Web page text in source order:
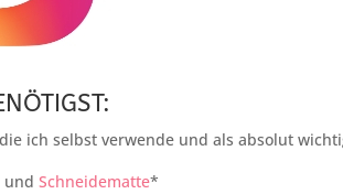
ich selbst verwende und als absolut
undSchneidematte*